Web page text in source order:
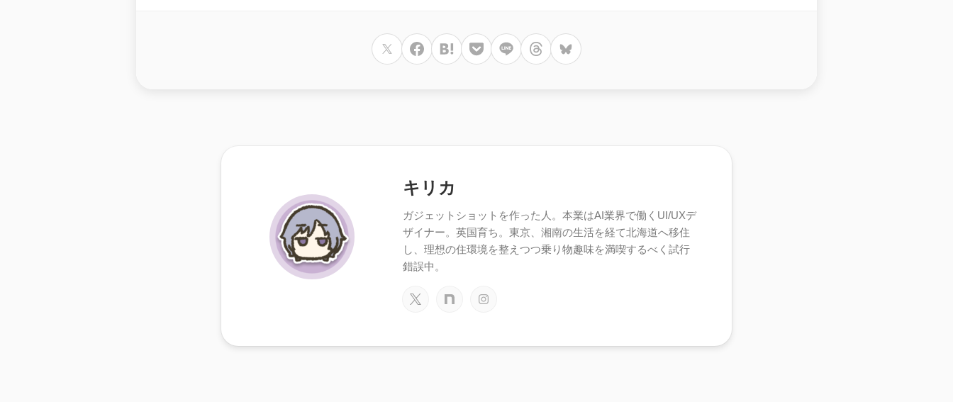
キリカ
ガジェットショットを作った人。本業はAI業界で働くUI/UXデ
ザイナー。英国育ち。東京、湘南の生活を経て北海道へ移住
し、理想の住環境を整えつつ乗り物趣味を満喫するべく試行
錯誤中。